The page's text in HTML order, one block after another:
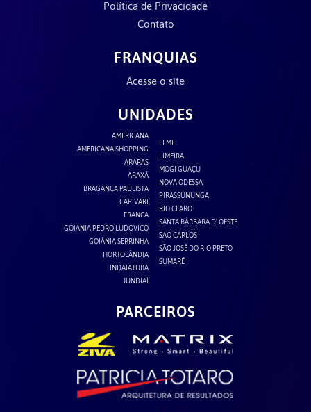
Política de Privacidade
Contato
FRANQUIAS
Acesse o site
UNIDADES
AMERICANA
AMERICANA SHOPPING
ARARAS
ARAXÁ
BRAGANÇA PAULISTA
CAPIVARI
FRANCA
GOIÂNIA PEDRO LUDOVICO
GOIÂNIA SERRINHA
HORTOLÂNDIA
INDAIATUBA
JUNDIAÍ
LEME
LIMEIRA
MOGI GUAÇU
NOVA ODESSA
PIRASSUNUNGA
RIO CLARO
SANTA BÁRBARA D' OESTE
SÃO CARLOS
SÃO JOSÉ DO RIO PRETO
SUMARÉ
PARCEIROS